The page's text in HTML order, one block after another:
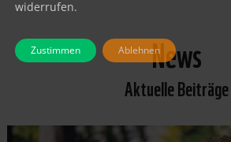
News
Aktuelle Beiträge
widerrufen.
Zustimmen Ablehnen